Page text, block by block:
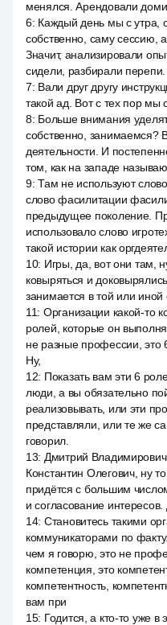
менялся. Арендовали
6: Каждый день мы с утра,
собственно, саму сессию,
Значит, анализировали
сидели, разбирали перепи.
7: Вали друг другу
такой ад. Вот с тех пор мы
8: Больше внимания
собственно, занимаемся?
деятельности. И
том, как на западе
9:Там не используют
слово фасилитации
предыдущее поколение.
использовало слово
такой истории как
10: Игры, да, вот они там,
ковыряться и
занимается в той или
11: Организации какой-то
ролей, которые он
не разные профессии, это
Ну,
12: Показать вам эти 6
люди, а вы обязательно
реализовывать, или эти
представляли, или те же
говорил.
13: Дмитрий
Константин Олегович, ну
придётся с большим
и согласование
14: Становитесь такими
коммуникаторами по
чем я говорю, это не
компетенция, это
компетентность,
вам при
15: Годится, а кто-то уже в